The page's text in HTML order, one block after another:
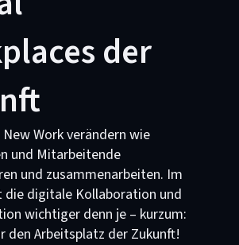
der
Work verändern wie
und Mitarbeitende
und zusammenarbeiten. Im
die digitale Kollaboration und
wichtiger denn je – kurzum:
den Arbeitsplatz der Zukunft!